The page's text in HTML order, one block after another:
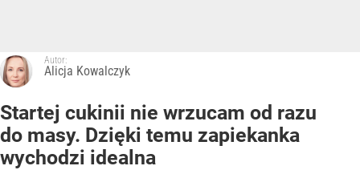
Autor:
Alicja Kowalczyk
Startej cukinii nie wrzucam od razu
do masy. Dzięki temu zapiekanka
wychodzi idealna